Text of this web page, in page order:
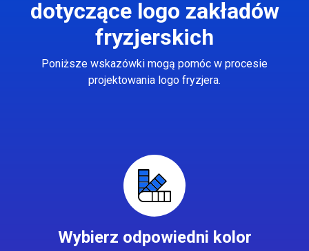
dotyczące logo zakładów
fryzjerskich
Poniższe wskazówki mogą pomóc w procesie
projektowania logo fryzjera.
Wybierz odpowiedni kolor